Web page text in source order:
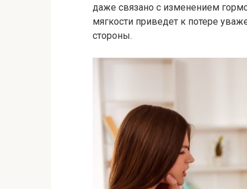
даже связано с изменением
мягкости приведет к потере
стороны.